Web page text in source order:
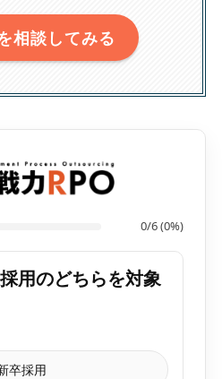
相談してみる
0/6 (0%)
用のどちらを対象
卒採用